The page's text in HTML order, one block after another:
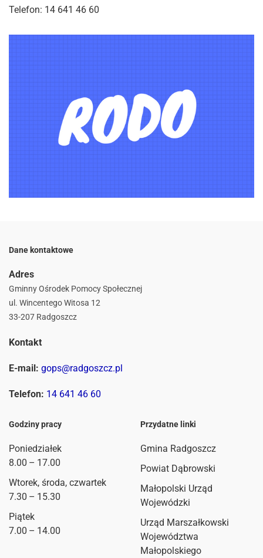
Telefon: 14 641 46 60
Dane kontaktowe
Adres
Gminny Ośrodek Pomocy Społecznej
ul. Wincentego Witosa 12
33-207 Radgoszcz
Kontakt
E-mail: gops@radgoszcz.pl
Telefon: 14 641 46 60
Godziny pracy
Poniedziałek
8.00 – 17.00
Wtorek, środa, czwartek
7.30 – 15.30
Piątek
7.00 – 14.00
Przydatne linki
Gmina Radgoszcz
Powiat Dąbrowski
Małopolski Urząd
Wojewódzki
Urząd Marszałkowski
Województwa
Małopolskiego